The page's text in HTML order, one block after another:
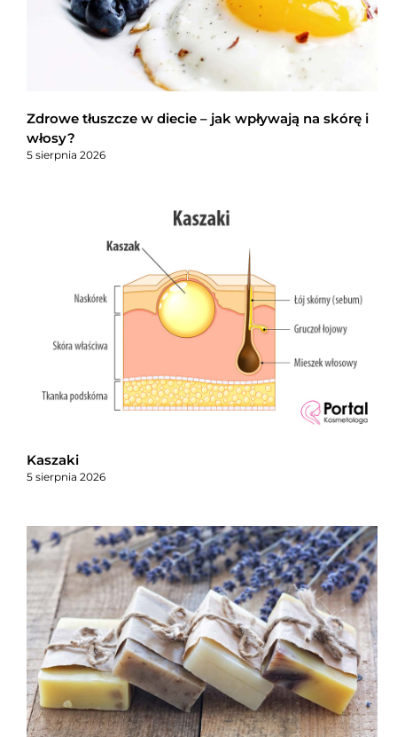
Zdrowe tłuszcze w diecie – jak wpływają na skórę i
włosy?
5 sierpnia 2026
Kaszaki
5 sierpnia 2026